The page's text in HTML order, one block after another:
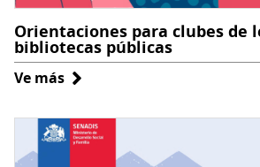
Orientaciones para clubes de
bibliotecas públicas
Ve más sobre
para
clubes